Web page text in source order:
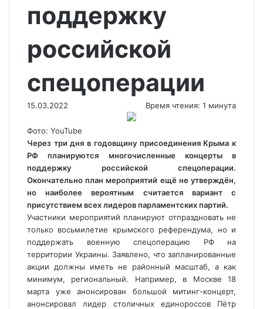
поддержку
российской
спецоперации
15.03.2022 Время чтения: 1 минута
Фото: YouTube
Через три дня в годовщину присоединения Крыма к
РФ планируются многочисленные концерты в
поддержку российской спецоперации.
Окончательно план мероприятий ещё не утверждён,
но наиболее вероятным считается вариант с
присутствием всех лидеров парламентскихпартий.
Участники мероприятий планируют отпраздновать не
только восьмилетие крымского референдума, но и
поддержать военную спецоперацию РФ на
территории Украины. Заявлено, что запланированные
акции должны иметь не районный масштаб, а как
минимум, региональный. Например, в Москве 18
марта уже анонсирован большой митинг-концерт,
анонсировал лидер столичных единороссов Пётр